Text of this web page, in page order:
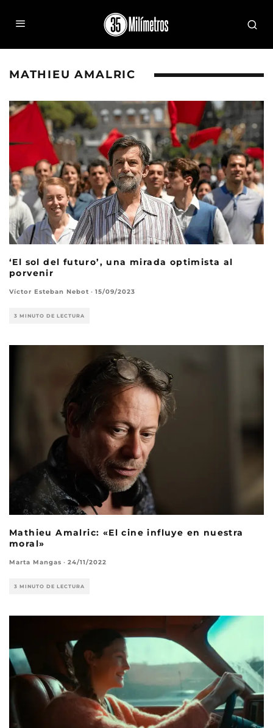
MATHIEU AMALRIC
‘El sol del futuro’, una mirada optimista al
porvenir
Víctor Esteban Nebot · 15/09/2023
3 MINUTO DE LECTURA
Mathieu Amalric: «El cine influye en nuestra
moral»
Marta Mangas · 24/11/2022
3 MINUTO DE LECTURA